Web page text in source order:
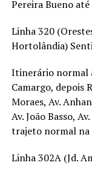
Pereira Bueno
Linha 320
Hortolândia)
Itinerário normal
Camargo, depois
Moraes, Av.
Av. João Basso,
trajeto normal na
Linha 302A (Jd.